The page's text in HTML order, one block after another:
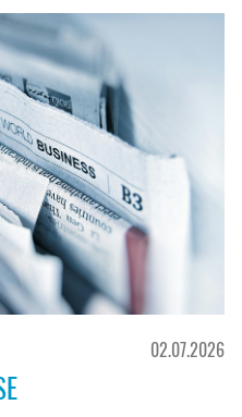
02.07.2026